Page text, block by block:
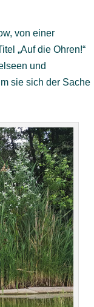
von einer
„Auf die Ohren!“
und
sie sich der Sache